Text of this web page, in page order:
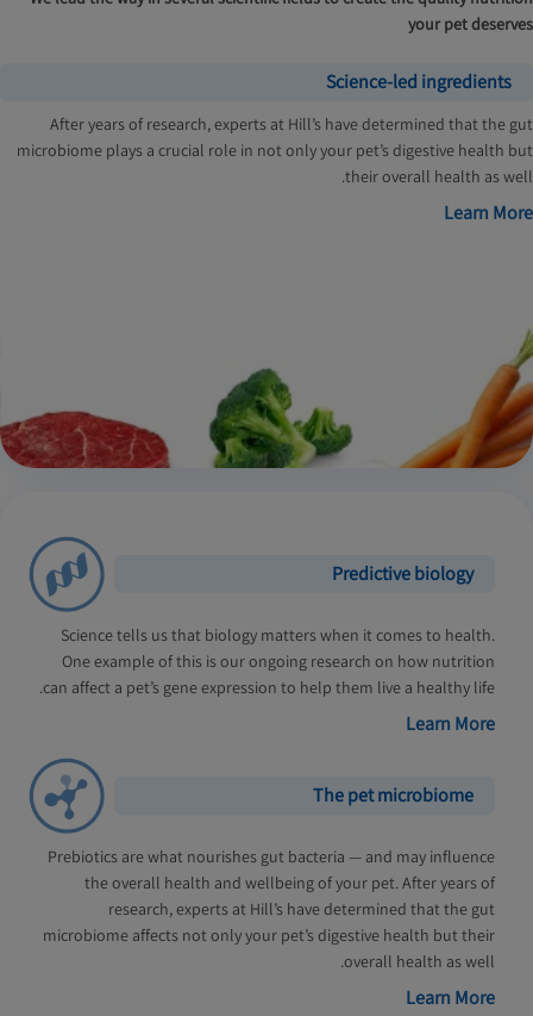
your pet deserves
Science-led ingredients
After years of research, experts at Hill’s have determined that the gut
microbiome plays a crucial role in not only your pet’s digestive health but
their overall health as well.
Learn More
Predictive biology
Science tells us that biology matters when it comes to health.
One example of this is our ongoing research on how nutrition
can affect a pet’s gene expression to help them live a healthy life.
Learn More
The pet microbiome
Prebiotics are what nourishes gut bacteria — and may influence
the overall health and wellbeing of your pet. After years of
research, experts at Hill’s have determined that the gut
microbiome affects not only your pet’s digestive health but their
overall health as well.
Learn More